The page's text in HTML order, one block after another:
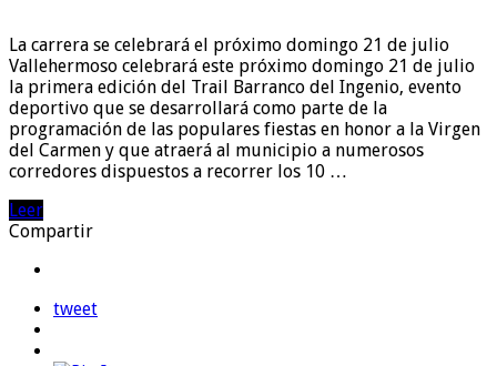
La carrera se celebrará el próximo domingo 21 de julio
Vallehermoso celebrará este próximo domingo 21 de julio
la primera edición del Trail Barranco del Ingenio, evento
deportivo que se desarrollará como parte de la
programación de las populares fiestas en honor a la Virgen
del Carmen y que atraerá al municipio a numerosos
corredores dispuestos a recorrer los 10 …
Leer
Compartir
tweet